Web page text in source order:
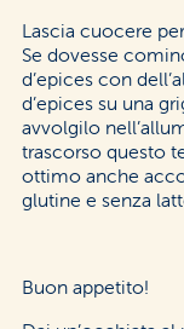
Lascia cuocere
Se dovesse
d’epices con
d’epices su una
avvolgilo
trascorso questo
ottimo anche
glutine e senza
Buon appetito!